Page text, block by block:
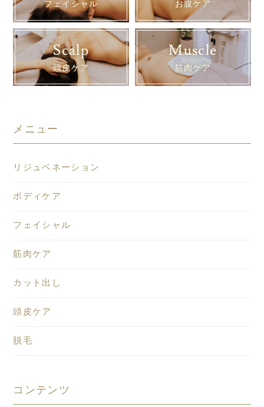
フェイシャル お腹ケア
Scalp
頭皮ケア
Muscle
筋肉ケア
メニュー
リジュベネーション
ボディケア
フェイシャル
筋肉ケア
カット出し
頭皮ケア
脱毛
コンテンツ